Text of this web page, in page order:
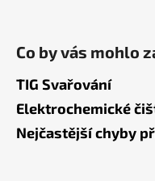
Co by vás mohlo
TIG Svařování
Elektrochemické
Nejčastější chyby